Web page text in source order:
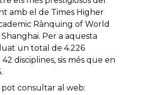
amb el de Times Higher
Rànquing of World
Per a aquesta
un total de 4.226
disciplines, sis més que en
consultar al web: